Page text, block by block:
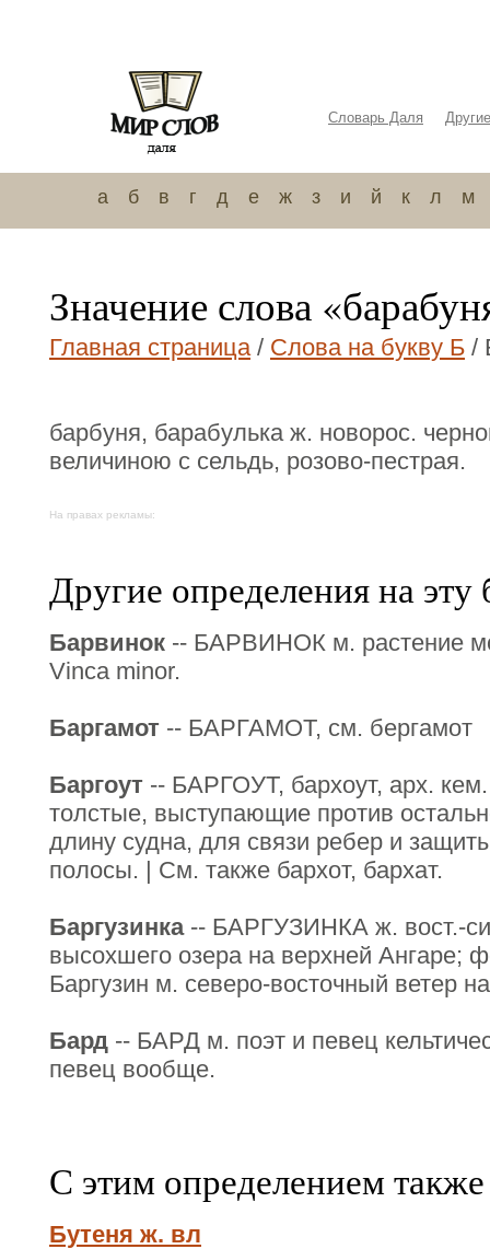
Словарь Даля
а б в г д е ж з и й к л м
Значение слова
Главная страница/ Слова на букву Б /
барбуня, барабулька ж. новорос.
величиною с сельдь, розово-пестрая.
На правах рекламы:
Другие определения на эту
Барвинок -- БАРВИНОК м. растение
Vinca minor.
Баргамот -- БАРГАМОТ, см. бергамот
Баргоут -- БАРГОУТ, бархоут, арх.
толстые, выступающие против
длину судна, для связи ребер и
полосы. | См. также бархот, бархат.
Баргузинка-- БАРГУЗИНКА ж. вост.-
высохшего озера на верхней Ангаре;
Баргузин м. северо-восточный ветер
Бард -- БАРД м. поэт и певец
певец вообще.
С этим определением
Бутеня ж. вл